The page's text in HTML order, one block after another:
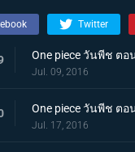
Twitter
One piece วันพีช ต
Jul. 09, 2016
One piece วันพีช ต
Jul. 17, 2016